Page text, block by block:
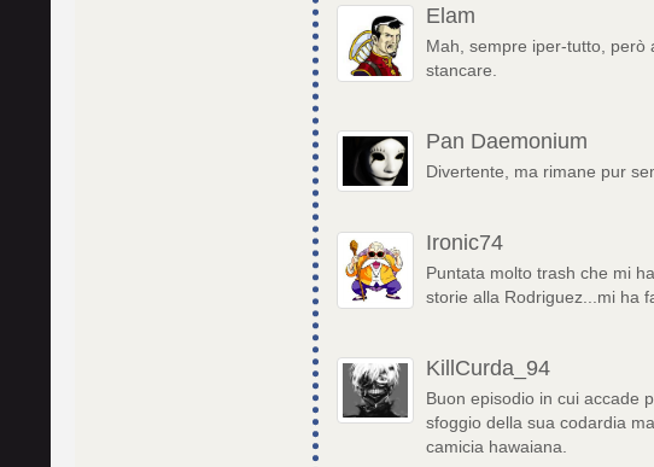
Elam
Mah, sempre iper-tutto, però
stancare.
Pan Daemonium
Divertente, ma rimane pur
Ironic74
Puntata molto trash che mi
storie alla Rodriguez...mi ha
KillCurda_94
Buon episodio in cui accade
sfoggio della sua codardia
camicia hawaiana.